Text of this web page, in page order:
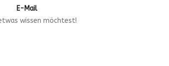
E-Mail
wissen möchtest!